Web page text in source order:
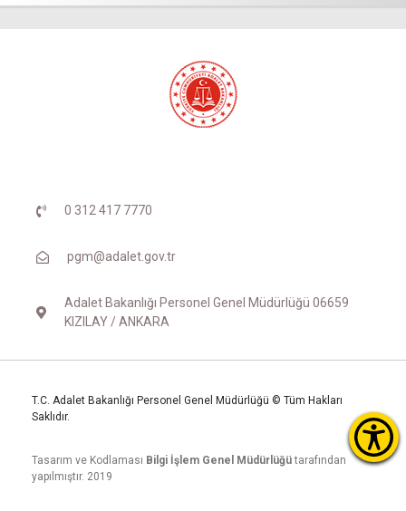
0 312 417 7770
pgm@adalet.gov.tr
Adalet Bakanlığı Personel Genel Müdürlüğü 06659
KIZILAY / ANKARA
T.C. Adalet Bakanlığı Personel Genel Müdürlüğü © Tüm Hakları
Saklıdır.
Tasarım ve Kodlaması Bilgi İşlem Genel Müdürlüğütarafından
yapılmıştır. 2019